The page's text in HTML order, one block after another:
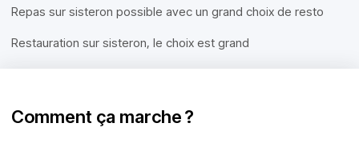
Repas sur sisteron possible avec un grand choix de resto
Restauration sur sisteron, le choix est grand
Comment ça marche ?